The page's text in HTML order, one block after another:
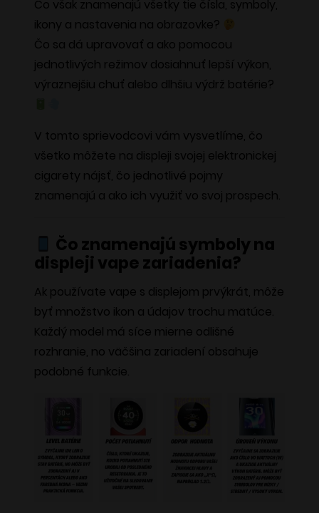
Čo však znamenajú všetky tie čísla, symboly,
ikony a nastavenia na obrazovke?
Čo sa dá upravovať a ako pomocou
jednotlivých režimov dosiahnuť lepší výkon,
výraznejšiu chuť alebo dlhšiu výdrž batérie?
V tomto sprievodcovi vám vysvetlíme, čo
všetko môžete na displeji svojej elektronickej
cigarety nájsť, čo jednotlivé pojmy
znamenajú a ako ich využiť vo svoj prospech.
Čo znamenajú symboly na
displeji vape zariadenia?
Ak používate vape s displejom prvýkrát, môže
byť množstvo ikon a údajov trochu mätúce.
Každý model má síce mierne odlišné
rozhranie, no väčšina zariadení obsahuje
podobné funkcie.